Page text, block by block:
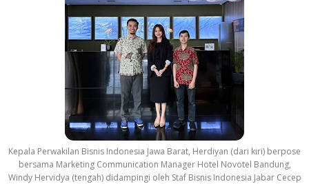
Kepala Perwakilan Bisnis Indonesia Jawa Barat, Herdiyan (dari kiri) berpose
bersama Marketing Communication Manager Hotel Novotel Bandung,
Windy Hervidya (tengah) didampingi oleh Staf Bisnis Indonesia Jabar Cecep